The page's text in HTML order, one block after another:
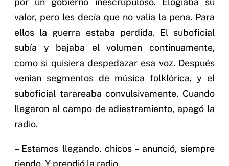
valor, pero les decía que no valía la pena. Para
ellos la guerra estaba perdida. El suboficial
subía y bajaba el volumen continuamente,
como si quisiera despedazar esa voz. Después
venían segmentos de música folklórica, y el
suboficial tarareaba convulsivamente. Cuando
llegaron al campo de adiestramiento, apagó la
radio.
– Estamos llegando, chicos – anunció, siempre
riendo. Y prendió la radio.